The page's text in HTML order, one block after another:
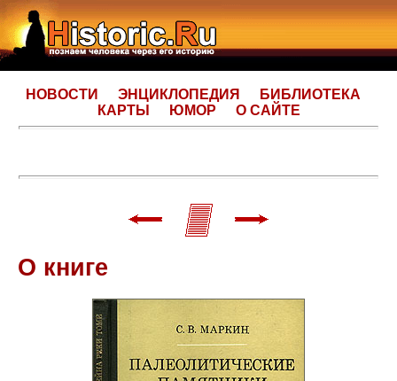
НОВОСТИ ЭНЦИКЛОПЕДИЯ
БИБЛИОТЕКА
КАРТЫ
ЮМОР О САЙТЕ
О книге